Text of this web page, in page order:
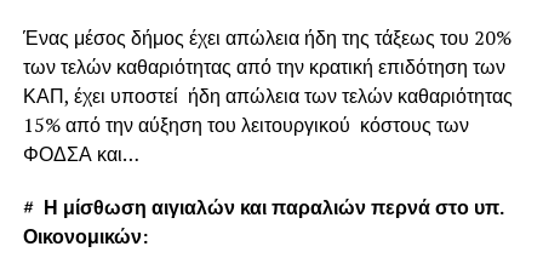
Ένας μέσος δήμος έχει απώλεια ήδη της τάξεως του 20%
των τελών καθαριότητας από την κρατική επιδότηση των
ΚΑΠ, έχει υποστεί ήδη απώλεια των τελών καθαριότητας
15% από την αύξηση του λειτουργικού κόστους των
ΦΟΔΣΑ και…
# Η μίσθωση αιγιαλών και παραλιών περνά στο υπ.
Οικονομικών: